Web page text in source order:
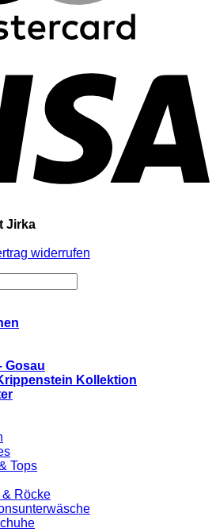
Jirka
widerrufen
Gosau
Kollektion
Tops
& Röcke